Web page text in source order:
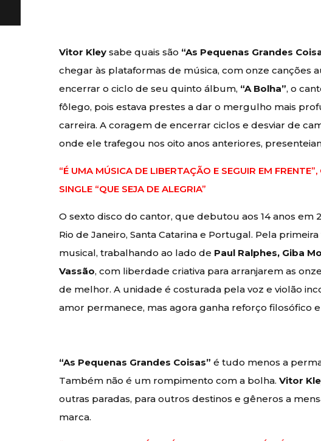
Vitor Kley sabe quais são “As Pequenas Grandes
chegar às plataformas de música, com onze canções
encerrar o ciclo de seu quinto álbum, “A Bolha”, o
fôlego, pois estava prestes a dar o mergulho mais
carreira. A coragem de encerrar ciclos e desviar de
onde ele trafegou nos oito anos anteriores,
“É UMA MÚSICA DE LIBERTAÇÃO E SEGUIR EM
SINGLE “QUE SEJA DE ALEGRIA”
O sexto disco do cantor, que debutou aos 14 anos em
Rio de Janeiro, Santa Catarina e Portugal. Pela
musical, trabalhando ao lado de Paul Ralphes, Giba
Vassão, com liberdade criativa para arranjarem as
de melhor. A unidade é costurada pela voz e violão
amor permanece, mas agora ganha reforço filosófico e
“As Pequenas Grandes Coisas” é tudo menos a
Também não é um rompimento com a bolha.Vitor
outras paradas, para outros destinos e gêneros a
marca.